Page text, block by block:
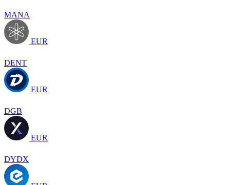
MANA
EUR
DENT
EUR
DGB
EUR
DYDX